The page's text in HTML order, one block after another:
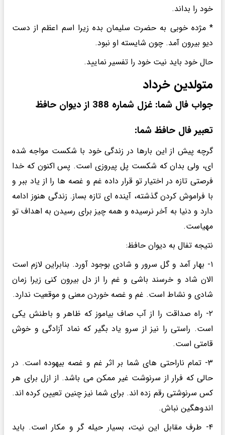
خود را بداند.
* مژده خوبی به حضرت سلیمان بده زیرا اسم اعظم از دست
دیو بیرون آمد. چون شایسته او نبود.
حال خود باید نیت خود را تفسیر نمایید.
متولدین خرداد
جواب فال شما: غزل شماره 388 از دیوان حافظ
تعبیر فال حافظ شما:
گرچه پیش از این بارها در زندگی خود با شکست مواجه شده
ای، ولی بدان که شکست پل پیروزی است. پس اکنون که خدا
فرصتی تازه در اختیار تو قرار داده غم و غصه ها را از یاد ببر و
با فراموش کردن گذشته، آینده ای تازه بساز. زندگی هنوز ادامه
دارد و دنیا به آخر نرسیده و همه چیز برای رسیدن به اهداف تو
مهیاست.
نتیجه تفال به دیوان حافظ:
۱- بهار آمد و گل سرور و شادی بوجود آورد. بنابراین لازم است
الان شاد و خرسند باشی و غم را از دل بیرون کنی زیرا زمان
شادی و نشاط است. غم و غصه خوردن معنی و موقعیت ندارد.
۲- راه صداقت را از آب صاف بیاموز که ظاهر و باطنش یکی
است. راستی را نیز از سرو یاد بگیر که نماد آزادگی و خوش
قامتی است.
۳- تمام ناراحتی های شما بر اثر غم و غصه بیهوده است. در
حالی که فرار از سرنوشت غیر ممکن می باشد. از ازل برای هر
کس سرنوشتی رقم زده اند. برای شما نیز چنین تعیین کرده اند.
اندوهگین نباش.
۴- طرف مقابل این نیت، بسیار حیله گر و مکار است. باید